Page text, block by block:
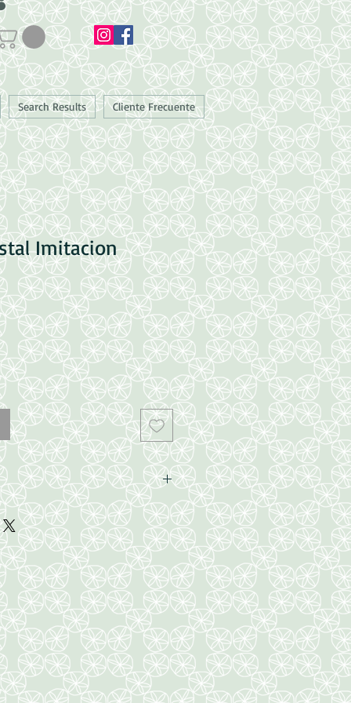
Search Results Cliente Frecuente
Imitacion